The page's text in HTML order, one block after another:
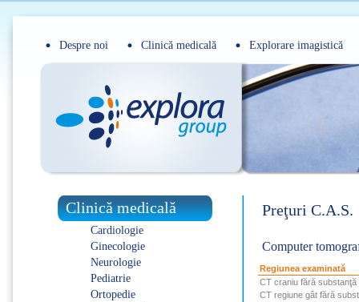
Despre noi Clinică medicală Explorare imagistică
Clinică medicală
Cardiologie
Ginecologie
Neurologie
Pediatrie
Ortopedie
Preţuri C.A.S.
Computer
Regiunea examinată
CT craniu fără
CT regiune gât fără